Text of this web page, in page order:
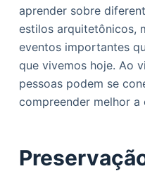
aprender sobre
estilos arquitetônicos,
eventos importantes
que vivemos hoje. Ao
pessoas podem se
compreender melhor